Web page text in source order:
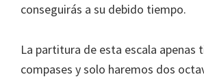
conseguirás a su debido tiempo.
La partitura de esta escala apenas
compases y solo haremos dos